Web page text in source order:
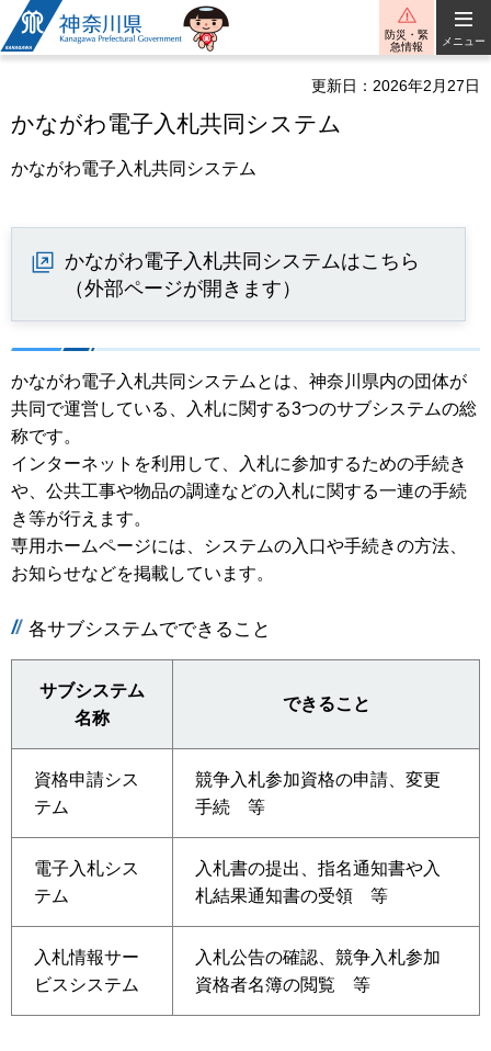
神奈川県
防災・緊
急情報
メニュー
更新日：2026年2月27日
かながわ電子入札共同システム
かながわ電子入札共同システム
かながわ電子入札共同システムはこちら
（外部ページが開きます）
かながわ電子入札共同システムとは、神奈川県内の団体が
共同で運営している、入札に関する3つのサブシステムの総
称です。
インターネットを利用して、入札に参加するための手続き
や、公共工事や物品の調達などの入札に関する一連の手続
き等が行えます。
専用ホームページには、システムの入口や手続きの方法、
お知らせなどを掲載しています。
各サブシステムでできること
サブシステム
名称
できること
資格申請シス
テム
競争入札参加資格の申請、変更
手続 等
電子入札シス
テム
入札書の提出、指名通知書や入
札結果通知書の受領 等
入札情報サー
ビスシステム
入札公告の確認、競争入札参加
資格者名簿の閲覧 等